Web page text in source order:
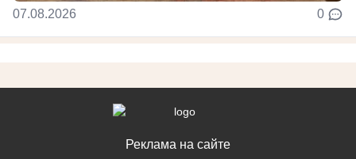
07.08.2026 0
Реклама на сайте